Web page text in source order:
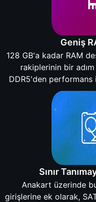
Geniş
128 GB'a kadar RAM
rakiplerinin bir
DDR5'den performans
Sınır
Anakart üzerinde
girişlerine ek olarak,